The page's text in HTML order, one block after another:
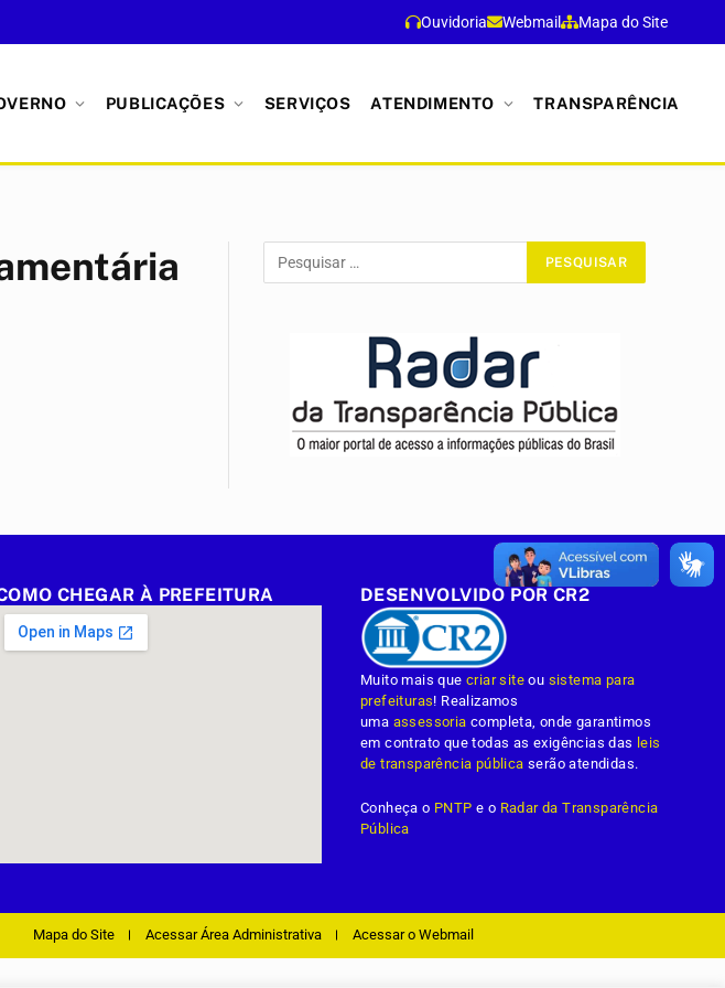
Ouvidoria Webmail Mapa do Site
PUBLICAÇÕES SERVIÇOS ATENDIMENTO TRANSPARÊNCIA
CHEGAR À PREFEITURA DESENVOLVIDO POR CR2
Muito mais quecriar site ou sistema para
prefeituras! Realizamos
uma assessoria completa, onde garantimos
em contrato que todas as exigências das leis
de transparência pública serão atendidas.
Conheça o PNTP e o Radar da Transparência
Pública
Mapa do Site Acessar Área Administrativa Acessar o Webmail